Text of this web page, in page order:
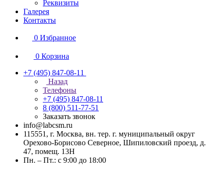
Реквизиты
Галерея
Контакты
0 Избранное
0 Корзина
+7 (495) 847-08-11
Назад
Телефоны
+7 (495) 847-08-11
8 (800) 511-77-51
Заказать звонок
info@labcsm.ru
115551, г. Москва, вн. тер. г. муниципальный округ
Орехово-Борисово Северное, Шипиловский проезд, д.
47, помещ. 13Н
Пн. – Пт.: с 9:00 до 18:00